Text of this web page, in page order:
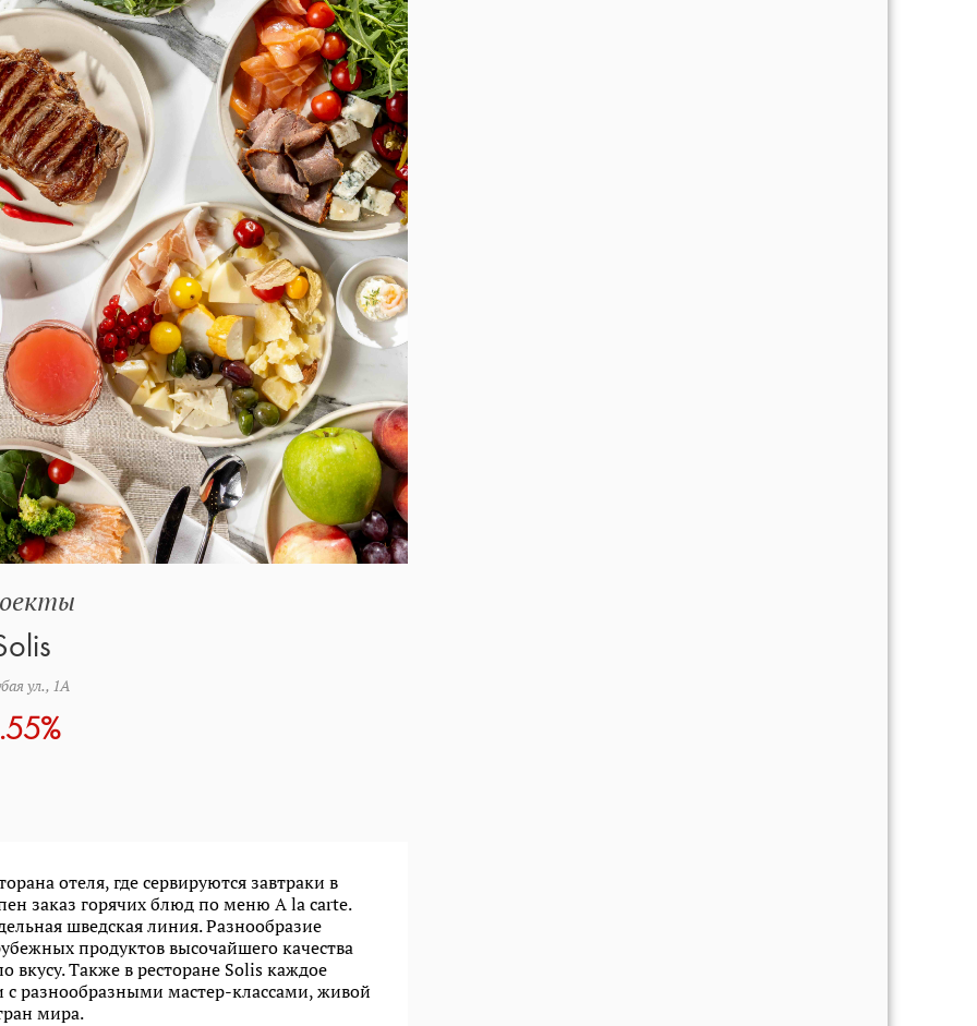
ул., 1А
отеля, где сервируются завтраки в
заказ горячих блюд по меню A la carte.
шведская линия. Разнообразие
продуктов высочайшего качества
Также в ресторане Solis каждое
с разнообразными мастер-классами, живой
мира.